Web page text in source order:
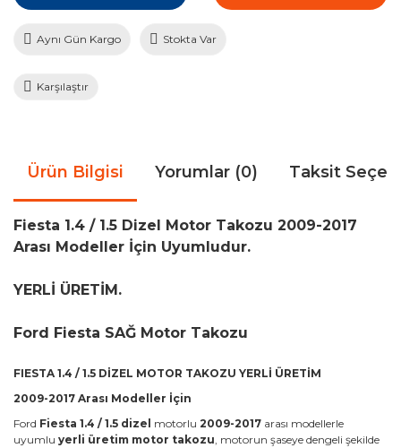
Aynı Gün Kargo Stokta Var
Karşılaştır
Ürün Bilgisi Yorumlar (0) Taksit
Fiesta 1.4 / 1.5 Dizel Motor Takozu 2009-2017
Arası Modeller İçin Uyumludur.
YERLİ ÜRETİM.
Ford Fiesta SAĞ Motor Takozu
FIESTA 1.4 / 1.5 DİZEL MOTOR TAKOZU YERLİ ÜRETİM
2009-2017 Arası Modeller İçin
Ford Fiesta 1.4 / 1.5 dizel motorlu 2009-2017 arası modellerle
uyumlu yerli üretim motor takozu, motorun şaseye dengeli şekilde